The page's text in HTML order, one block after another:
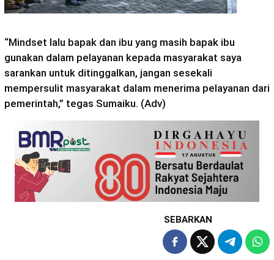
“Mindset lalu bapak dan ibu yang masih bapak ibu
gunakan dalam pelayanan kepada masyarakat saya
sarankan untuk ditinggalkan, jangan sesekali
mempersulit masyarakat dalam menerima pelayanan dari
pemerintah,” tegas Sumaiku. (Adv)
SEBARKAN